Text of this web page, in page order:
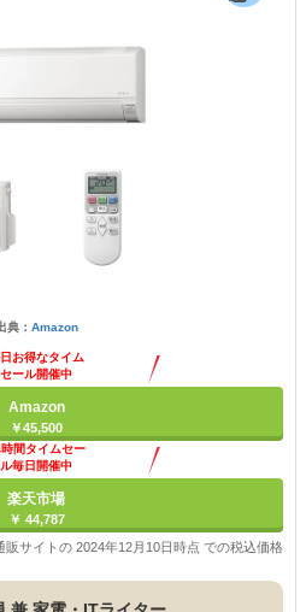
典： Amazon
お得なタイム
セール開催中
Amazon
￥45,500
間タイムセー
ル毎日開催中
楽天市場
￥ 44,787
サイトの 2024年12月10日時点 での税込価格